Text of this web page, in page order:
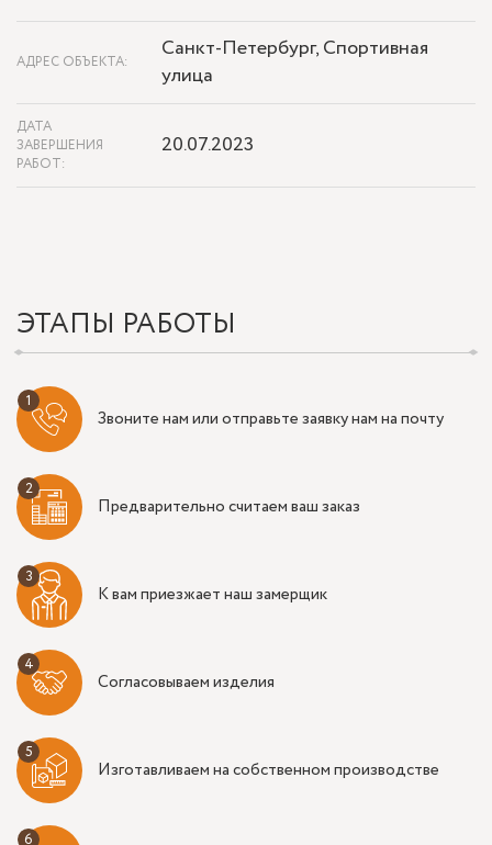
АДРЕС ОБЪЕКТА:
Санкт-Петербург, Спортивная
улица
ДАТА
ЗАВЕРШЕНИЯ
РАБОТ:
20.07.2023
ЭТАПЫ РАБОТЫ
Звоните нам или отправьте заявку нам на почту
Предварительно считаем ваш заказ
К вам приезжает наш замерщик
Согласовываем изделия
Изготавливаем на собственном производстве